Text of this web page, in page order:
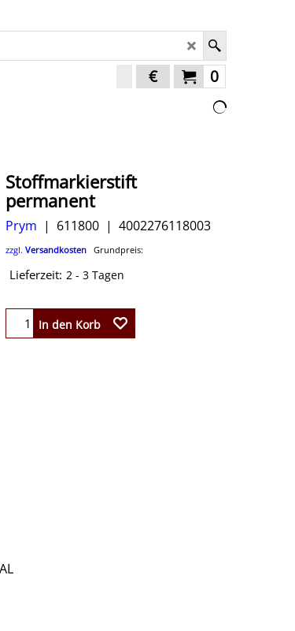
0
€
Stoffmarkierstift
permanent
Prym 611800 4002276118003
zzgl. Versandkosten Grundpreis:
Lieferzeit: 2 - 3 Tagen
In den Korb